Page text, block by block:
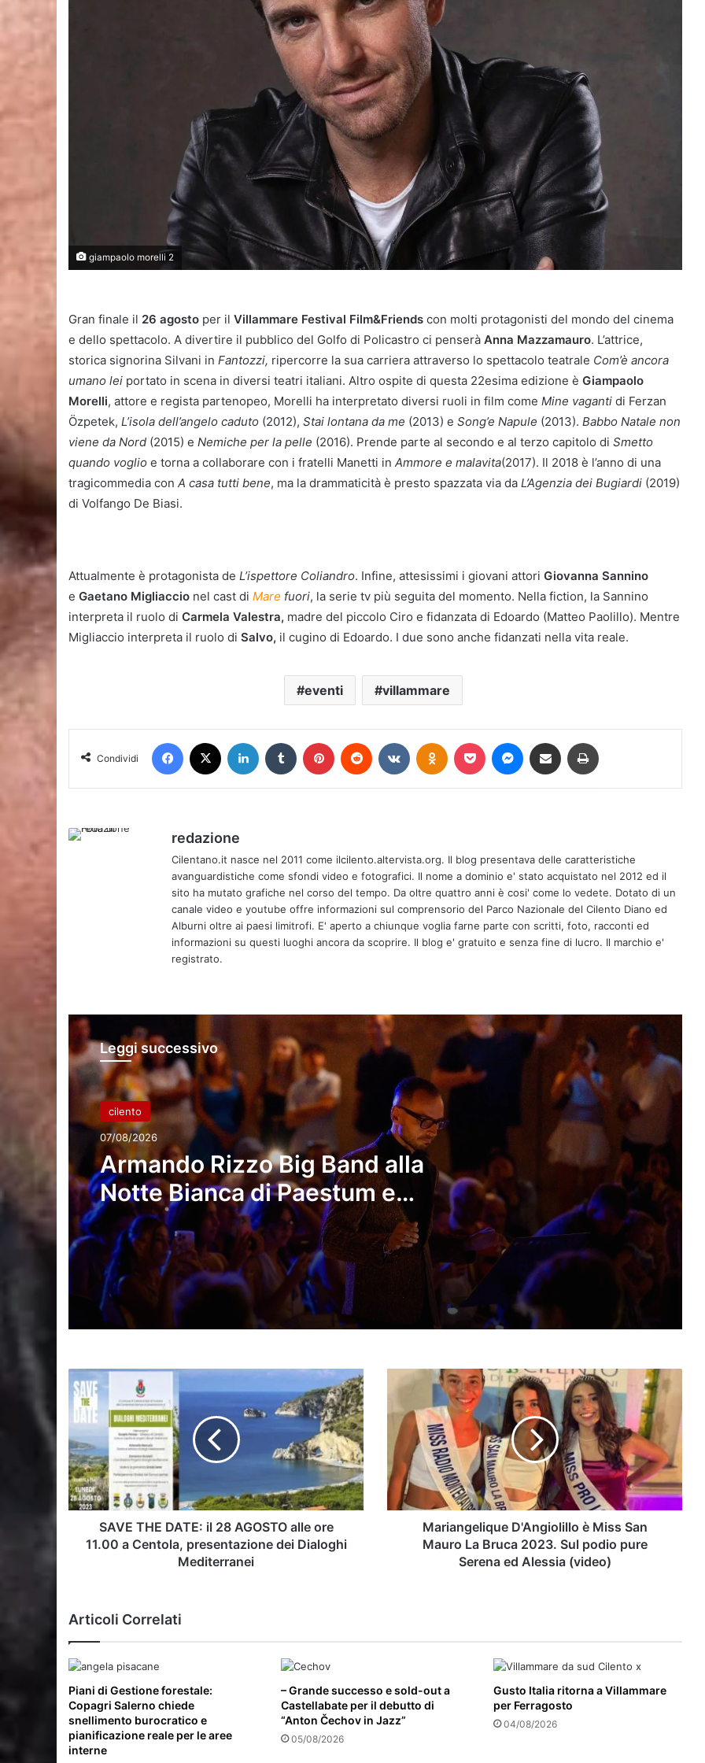
giampaolo morelli 2
Gran finale il 26 agosto per il Villammare Festival Film&Friends con molti protagonisti del mondo del cinema
e dello spettacolo. A divertire il pubblico del Golfo di Policastro ci penserà Anna Mazzamauro. L’attrice,
storica signorina Silvani in Fantozzi, ripercorre la sua carriera attraverso lo spettacolo teatrale Com’è ancora
umano lei portato in scena in diversi teatri italiani. Altro ospite di questa 22esima edizione è Giampaolo
Morelli, attore e regista partenopeo, Morelli ha interpretato diversi ruoli in film come Mine vaganti di Ferzan
Özpetek, L’isola dell’angelo caduto (2012), Stai lontana da me (2013) e Song’e Napule (2013). Babbo Natale non
viene da Nord (2015) e Nemiche per la pelle (2016). Prende parte al secondo e al terzo capitolo di Smetto
quando voglio e torna a collaborare con i fratelli Manetti in Ammore e malavita(2017). Il 2018 è l’anno di una
tragicommedia con A casa tutti bene, ma la drammaticità è presto spazzata via da L’Agenzia dei Bugiardi (2019)
di Volfango De Biasi.
Attualmente è protagonista de L’ispettore Coliandro. Infine, attesissimi i giovani attori Giovanna Sannino
e Gaetano Migliaccio nel cast di Mare fuori, la serie tv più seguita del momento. Nella fiction, la Sannino
interpreta il ruolo di Carmela Valestra, madre del piccolo Ciro e fidanzata di Edoardo (Matteo Paolillo). Mentre
Migliaccio interpreta il ruolo di Salvo, il cugino di Edoardo. I due sono anche fidanzati nella vita reale.
eventi villammare
Condividi
Facebook LinkedIn Tumblr Pinterest Reddit VKontakteOdnoklassniki
Pocket Messenger
Condividi via mail
redazione
Cilentano.it nasce nel 2011 come ilcilento.altervista.org. Il blog presentava delle caratteristiche
avanguardistiche come sfondi video e fotografici. Il nome a dominio e' stato acquistato nel 2012 ed il
sito ha mutato grafiche nel corso del tempo. Da oltre quattro anni è cosi' come lo vedete. Dotato di un
canale video e youtube offre informazioni sul comprensorio del Parco Nazionale del Cilento Diano ed
Alburni oltre ai paesi limitrofi. E' aperto a chiunque voglia farne parte con scritti, foto, racconti ed
informazioni su questi luoghi ancora da scoprire. Il blog e' gratuito e senza fine di lucro. Il marchio e'
registrato.
Leggi successivo
cilento
07/08/2026
Armando Rizzo Big Band alla
Notte Bianca di Paestum e
Velia
Bianca di Paestum e Velia
Miss Sud 2026: si parte lunedì 10
agosto da Corleto Monforte
il pensiero critico
Orizzonti 7 Agsoto
A Ricigliano il 10 agosto la giornalista
Antonella Casaburi presenta la quarta
raccolta del poeta Vito Caponegri
Maione: Consac all’opera per
Buonabitacolo, primi risultati tangibiliIl
sindaco Guercio: lavoro straordinario
di tecnici e operai specializzati
VII edizione del Campus
“Clarinettando” a Torchiara
Corinoti e il culto di San Pantaleone: le
Save the date 📆 Presentazione del
libro di Piero De Luca, “L’idea di
Europa e il suo destino”
(Baldini+Castoldi. IntervengonoLucia
Annunziata e Lello Topo 📍Giovedì 6
agosto, ore 19, Palazzo di Lorenzo,
Ceraso (SA)
Palinuro sbarca all’Aeroporto di
Salerno: installato il nuovo impianto di
promozione turistica
THE
DATE:
il
28
AGOSTO
alle
ore
11.00
Centola,
SAVE THE DATE: il 28 AGOSTO alle ore
11.00 a Centola, presentazione dei Dialoghi
Mediterranei
Mariangelique
Miss
San
Mauro
La
Bruca
2023.
Mariangelique D'Angiolillo è Miss San
Mauro La Bruca 2023. Sul podio pure
Serena ed Alessia (video)
Articoli Correlati
Piani di Gestione forestale:
Copagri Salerno chiede
snellimento burocratico e
pianificazione reale per le aree
interne
– Grande successo e sold-out a
Castellabate per il debutto di
“Anton Čechov in Jazz”
05/08/2026
Gusto Italia ritorna a Villammare
per Ferragosto
04/08/2026